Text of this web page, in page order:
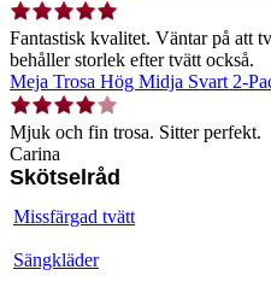
Fantastisk kvalitet. Väntar på att
behåller storlek efter tvätt också.
Meja Trosa Hög Midja Svart 2-
Mjuk och fin trosa. Sitter perfekt.
Carina
Skötselråd
Missfärgad tvätt
Sängkläder